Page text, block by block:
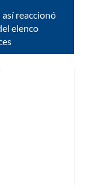
reaccionó
elenco